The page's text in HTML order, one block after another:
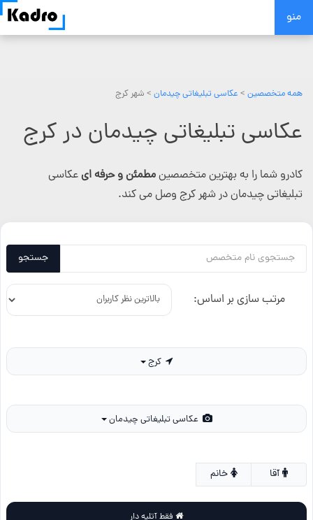
Skip
منو
همه متخصصین > عکاسی تبلیغاتی چیدمان > شهر کرج
عکاسی تبلیغاتی چیدمان در کرج
کادرو شما را به بهترین متخصصینمطمئن و حرفه ایعکاسی
تبلیغاتی چیدمان در شهر کرج وصل می کند.
جستجو
مرتب سازی بر اساس:
خانم